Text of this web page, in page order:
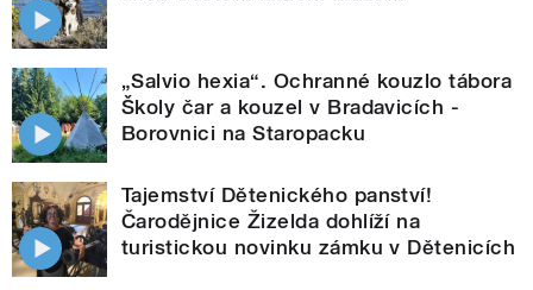
„Salvio hexia“. Ochranné kouzlo tábora
Školy čar a kouzel v Bradavicích -
Borovnici na Staropacku
Tajemství Dětenického panství!
Čarodějnice Žizelda dohlíží na
turistickou novinku zámku v Dětenicích